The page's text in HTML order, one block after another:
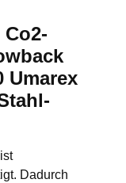
Umarex
Dadurch